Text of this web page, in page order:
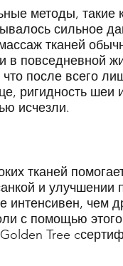
методы, такие
сильное
тканей
в повседневной
после всего
ригидность
исчезли.
тканей
и
интенсивен, чем
с помощью
Tree